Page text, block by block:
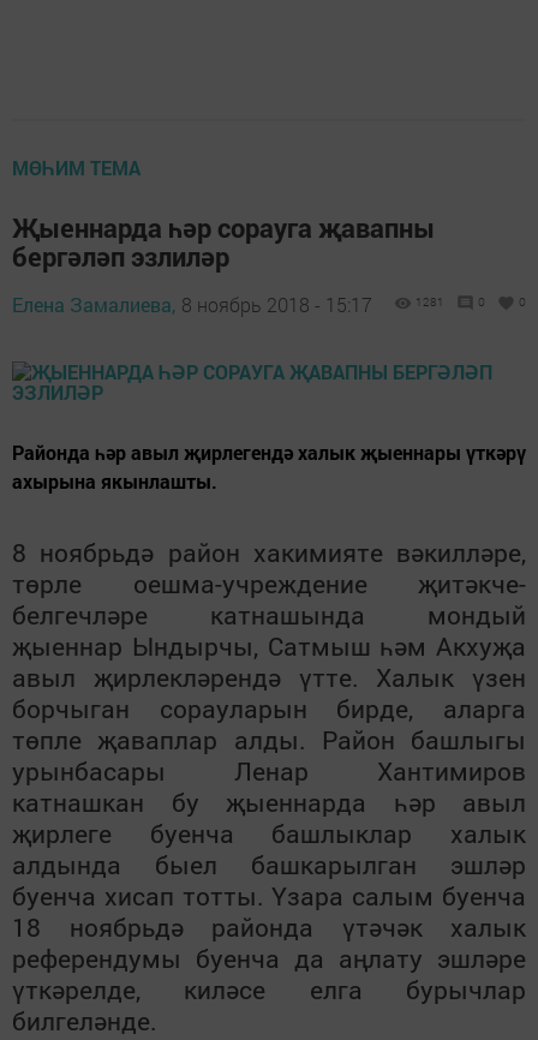
МӨҺИМ ТЕМА
Җыеннарда һәр сорауга җавапны
бергәләп эзлиләр
Елена Замалиева, 8 ноябрь 2018 - 15:17 1281 0 0
Районда һәр авыл җирлегендә халык җыеннары үткәрү
ахырына якынлашты.
8 ноябрьдә район хакимияте вәкилләре,
төрле оешма-учреждение җитәкче-
белгечләре катнашында мондый
җыеннар Ындырчы, Сатмыш һәм Акхуҗа
авыл җирлекләрендә үтте. Халык үзен
борчыган сорауларын бирде, аларга
төпле җаваплар алды. Район башлыгы
урынбасары Ленар Хантимиров
катнашкан бу җыеннарда һәр авыл
җирлеге буенча башлыклар халык
алдында быел башкарылган эшләр
буенча хисап тотты. Үзара салым буенча
18 ноябрьдә районда үтәчәк халык
референдумы буенча да аңлату эшләре
үткәрелде, киләсе елга бурычлар
билгеләнде.